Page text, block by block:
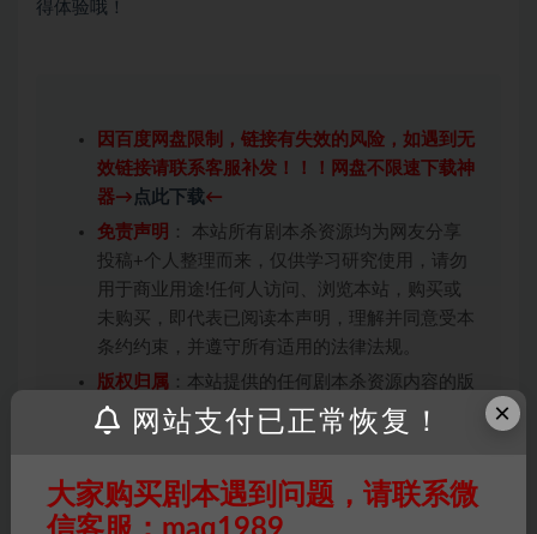
得体验哦！
因百度网盘限制，链接有失效的风险，如遇到无
效链接请联系客服补发！！！网盘不限速下载神
器→ 点此下载←
免责声明 ： 本站所有剧本杀资源均为网友分享
投稿+个人整理而来，仅供学习研究使用，请勿
用于商业用途!任何人访问、浏览本站，购买或
未购买，即代表已阅读本声明，理解并同意受本
条约约束，并遵守所有适用的法律法规。
版权归属 ：本站提供的任何剧本杀资源内容的版
权均属于机关版权或权利人。如有侵权，请发邮
件通知并提供相关证实资料至邮箱
会在三天内下架相关剧本攻略。
×
网站支付已正常恢复！
大家购买剧本遇到问题，请联系微